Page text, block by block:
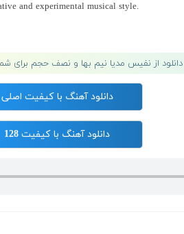
and experimental musical style.
دانلود از نفیس مدیا نیم بها و نصف حجم برای
دانلود آهنگ با کیفیت اصلی
دانلود آهنگ با کیفیت 128